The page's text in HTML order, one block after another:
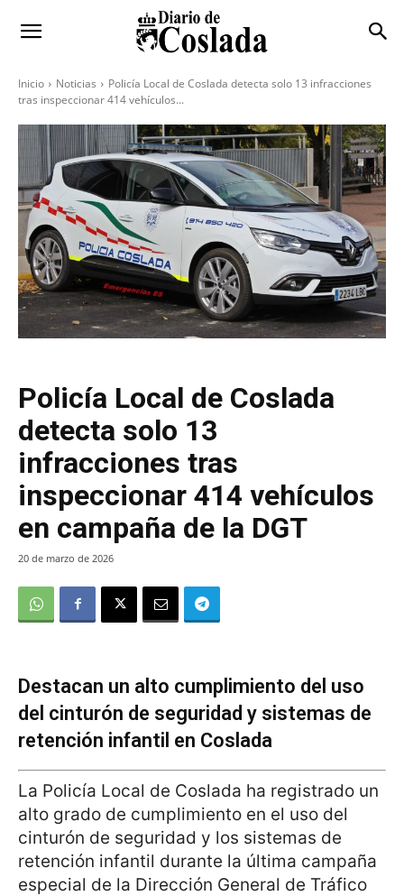
Inicio Noticias
Policía Local de Coslada detecta solo 13 infracciones
tras inspeccionar 414 vehículos...
Policía Local de Coslada
detecta solo 13
infracciones tras
inspeccionar 414 vehículos
en campaña de la DGT
20 de marzo de 2026
Destacan un alto cumplimiento del uso
del cinturón de seguridad y sistemas de
retención infantil en Coslada
La Policía Local de Coslada ha registrado un
alto grado de cumplimiento en el uso del
cinturón de seguridad y los sistemas de
retención infantil durante la última campaña
especial de la Dirección General de Tráfico